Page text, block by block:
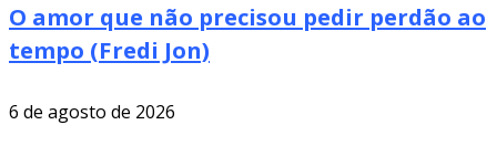
O amor que não precisou pedir perdão ao
tempo (Fredi Jon)
6 de agosto de 2026